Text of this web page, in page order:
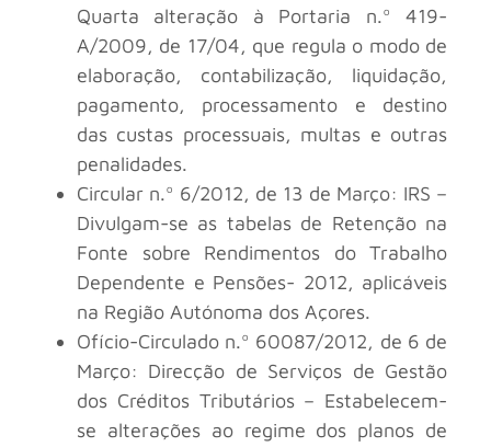
Quarta alteração à Portaria n.º 419-
A/2009, de 17/04, que regula o modo de
elaboração, contabilização, liquidação,
pagamento, processamento e destino
das custas processuais, multas e outras
penalidades.
Circular n.º 6/2012, de 13 de Março: IRS –
Divulgam-se as tabelas de Retenção na
Fonte sobre Rendimentos do Trabalho
Dependente e Pensões- 2012, aplicáveis
na Região Autónoma dos Açores.
Ofício-Circulado n.º 60087/2012, de 6 de
Março: Direcção de Serviços de Gestão
dos Créditos Tributários – Estabelecem-
se alterações ao regime dos planos de